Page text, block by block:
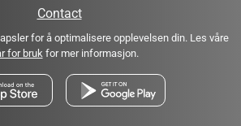
Contact
for å optimalisere opplevelsen din. Les våre
for brukfor mer informasjon.